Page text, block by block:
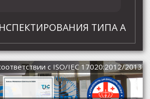
ТИПА А
с ISO/IEC 17020:2012/2013